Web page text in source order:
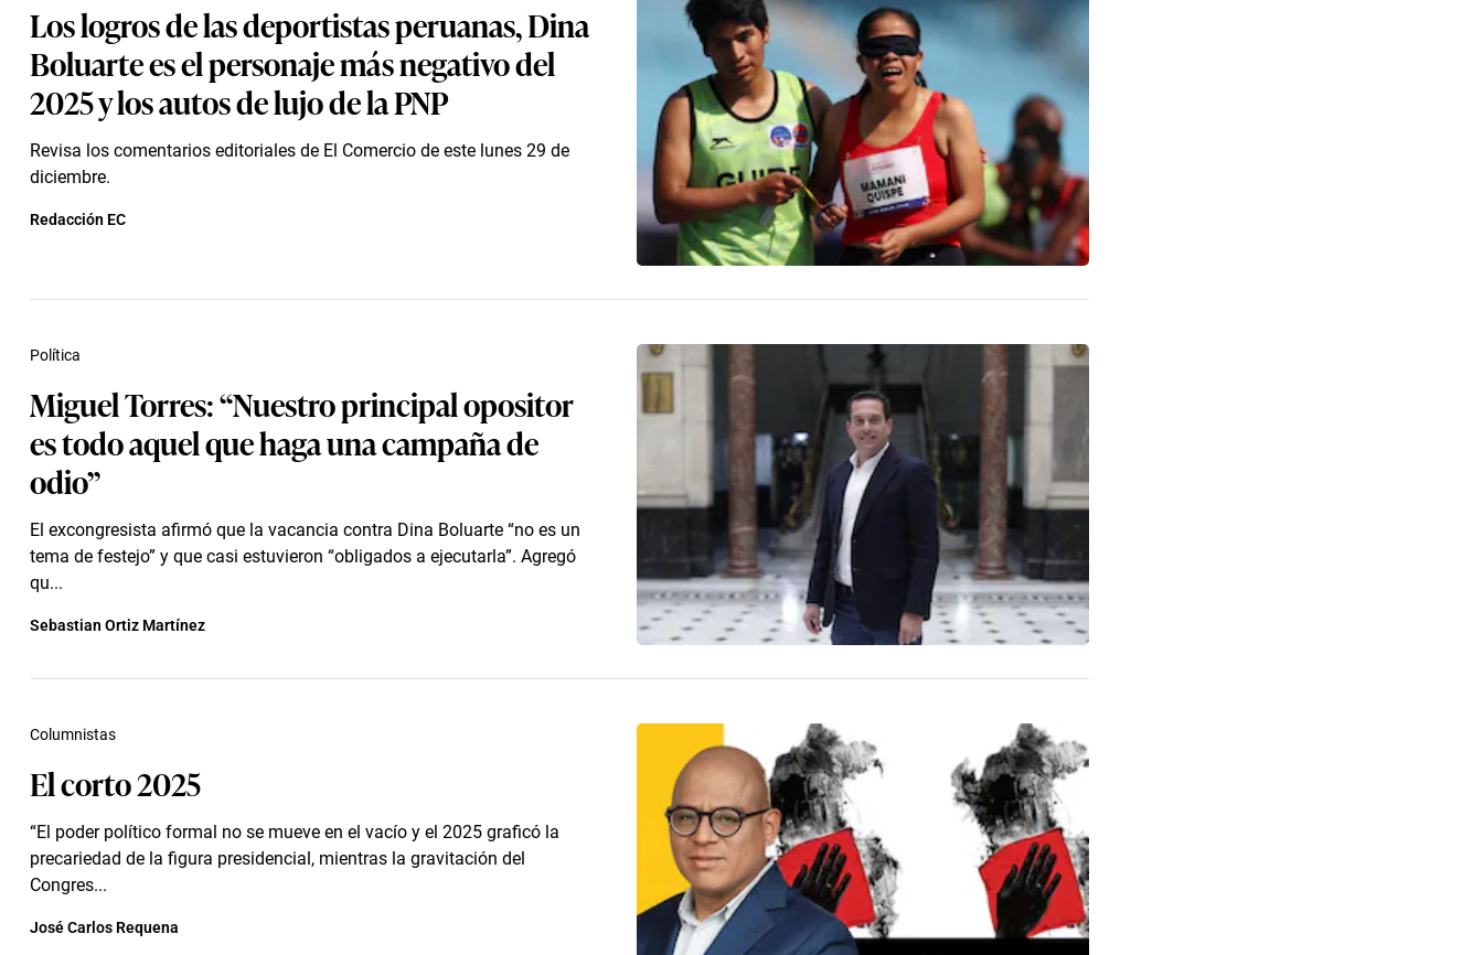
Los logros de las deportistas peruanas, Dina
Boluarte es el personaje más negativo del
2025 y los autos de lujo de la PNP
Revisa los comentarios editoriales de El Comercio de este lunes 29 de
diciembre.
Redacción EC
Miguel Torres: “Nuestro principal opositor
es todo aquel que haga una campaña de
odio”
El excongresista afirmó que la vacancia contra Dina Boluarte “no es un
tema de festejo” y que casi estuvieron “obligados a ejecutarla”. Agregó
qu...
Política
Sebastian Ortiz Martínez
El corto 2025
“El poder político formal no se mueve en el vacío y el 2025 graficó la
precariedad de la figura presidencial, mientras la gravitación del
Congres...
Columnistas
José Carlos Requena